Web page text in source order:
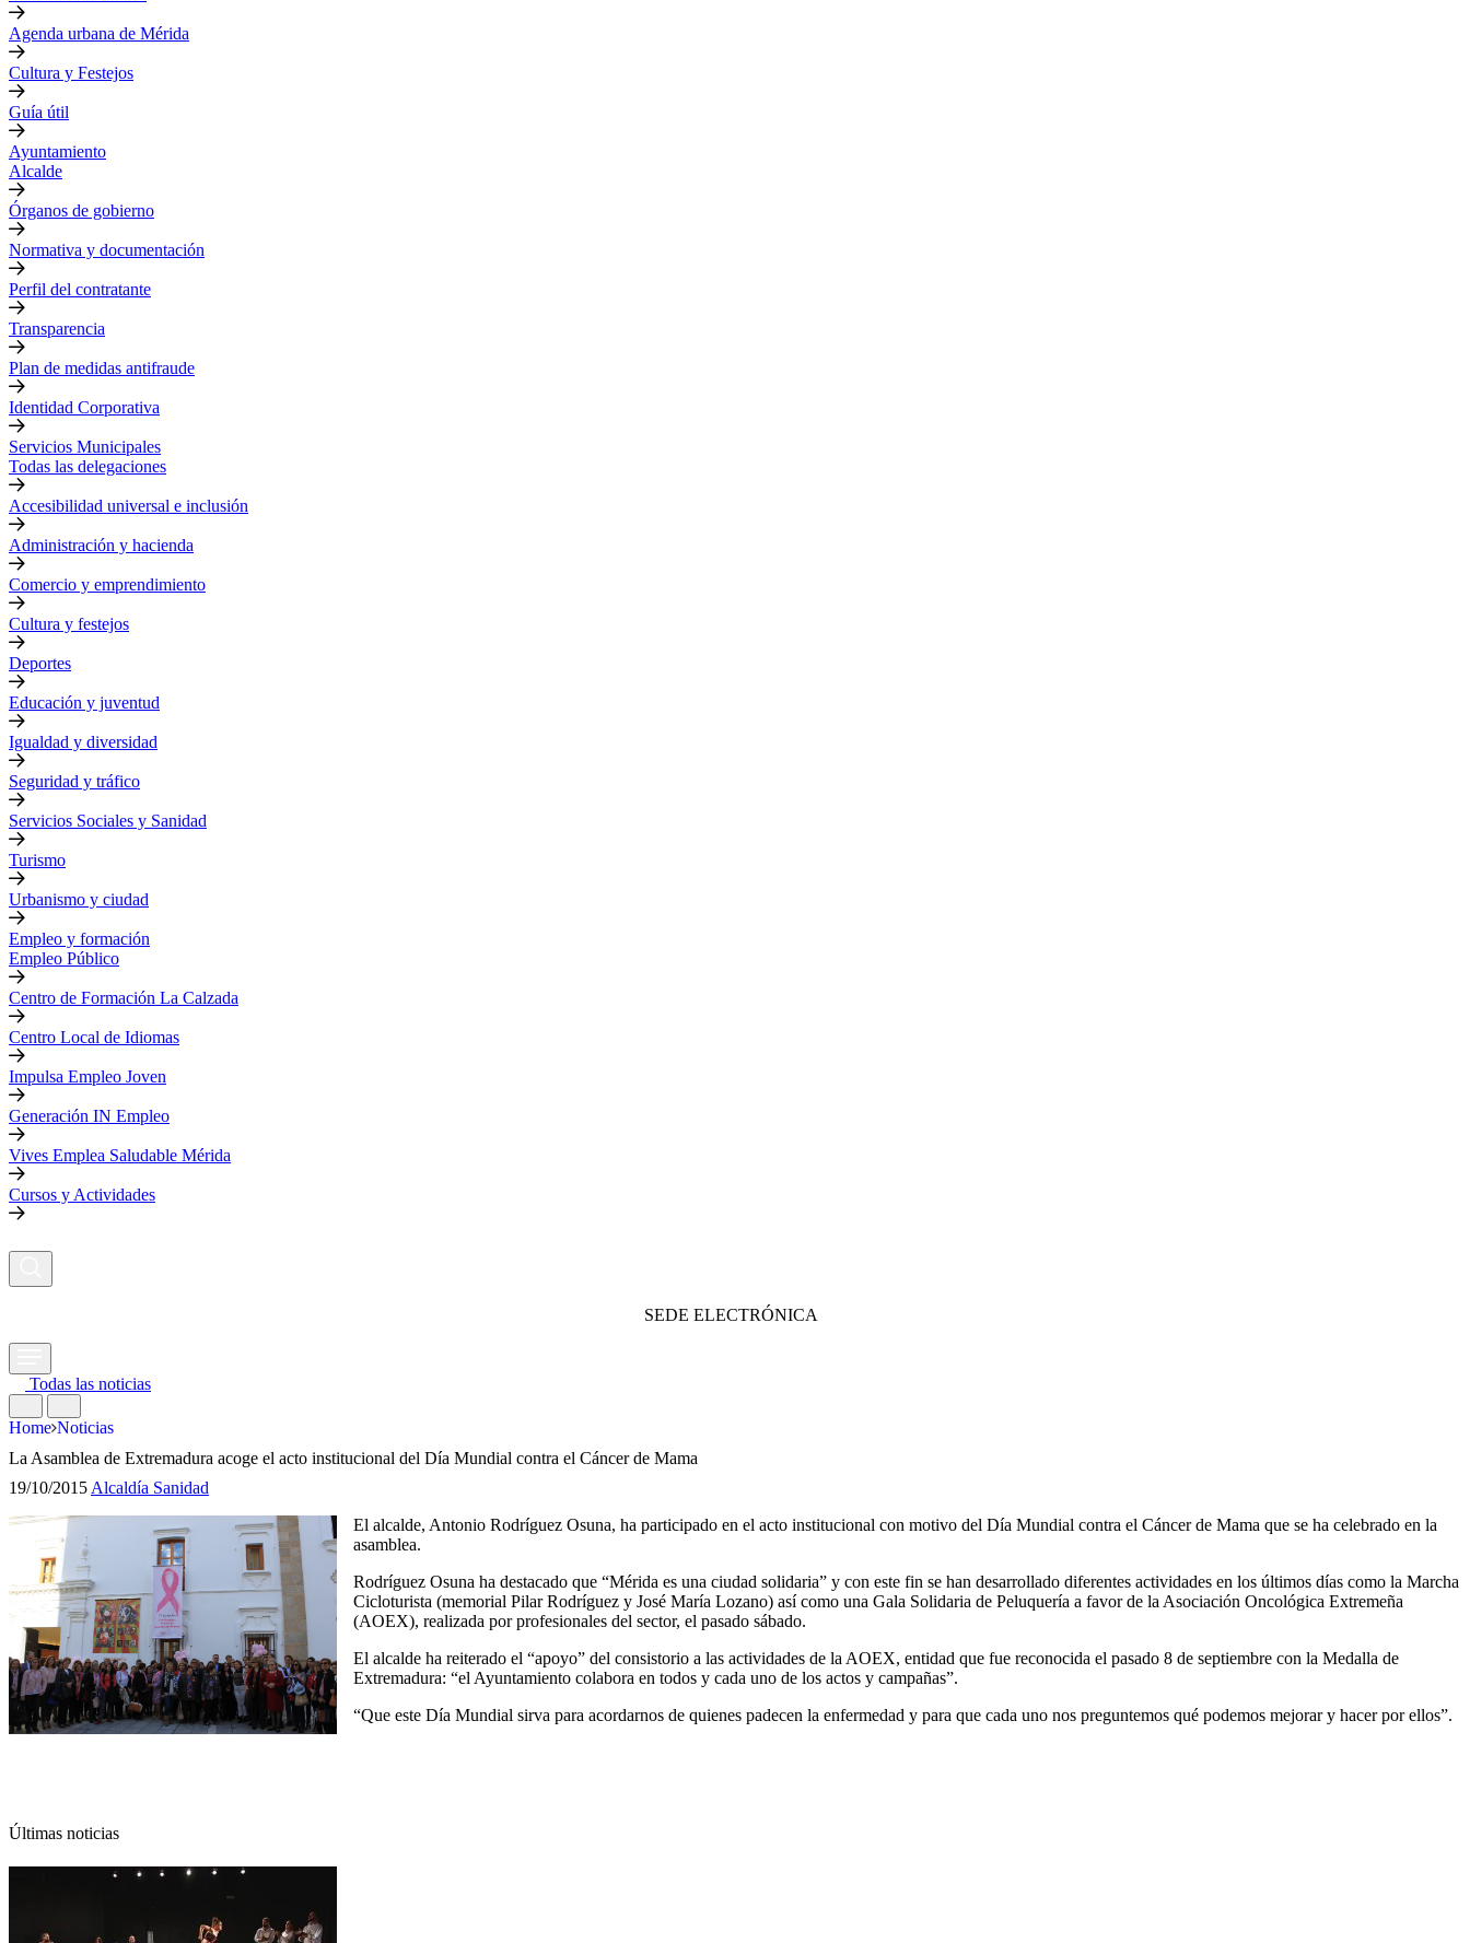
Agenda urbana de Mérida
Cultura y Festejos
Guía útil
Ayuntamiento
Alcalde
Órganos de gobierno
Normativa y documentación
Perfil del contratante
Transparencia
Plan de medidas antifraude
Identidad Corporativa
Servicios Municipales
Todas las delegaciones
Accesibilidad universal e inclusión
Administración y hacienda
Comercio y emprendimiento
Cultura y festejos
Deportes
Educación y juventud
Igualdad y diversidad
Seguridad y tráfico
Servicios Sociales y Sanidad
Turismo
Urbanismo y ciudad
Empleo y formación
Empleo Público
Centro de Formación La Calzada
Centro Local de Idiomas
Impulsa Empleo Joven
Generación IN Empleo
Vives Emplea Saludable Mérida
Cursos y Actividades
SEDE ELECTRÓNICA
Todas las noticias
Home Noticias
La Asamblea de Extremadura acoge el acto institucional del Día Mundial contra el Cáncer de Mama
19/10/2015Alcaldía Sanidad
El alcalde, Antonio Rodríguez Osuna, ha participado en el acto institucional con motivo del Día Mundial contra el Cáncer de Mama que se ha celebrado en la
asamblea.
Rodríguez Osuna ha destacado que “Mérida es una ciudad solidaria” y con este fin se han desarrollado diferentes actividades en los últimos días como la Marcha
Cicloturista (memorial Pilar Rodríguez y José María Lozano) así como una Gala Solidaria de Peluquería a favor de la Asociación Oncológica Extremeña
(AOEX), realizada por profesionales del sector, el pasado sábado.
El alcalde ha reiterado el “apoyo” del consistorio a las actividades de la AOEX, entidad que fue reconocida el pasado 8 de septiembre con la Medalla de
Extremadura: “el Ayuntamiento colabora en todos y cada uno de los actos y campañas”.
“Que este Día Mundial sirva para acordarnos de quienes padecen la enfermedad y para que cada uno nos preguntemos qué podemos mejorar y hacer por ellos”.
Últimas noticias